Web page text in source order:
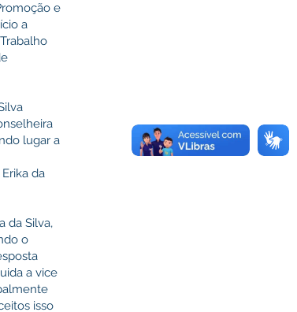
e
a
lugar a
da
da Silva,
o
a vice
isso